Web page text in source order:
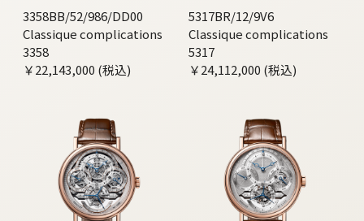
3358BB/52/986/DD00
Classique complications
3358
￥22,143,000 (税込)
5317BR/12/9V6
Classique complications
5317
￥24,112,000 (税込)